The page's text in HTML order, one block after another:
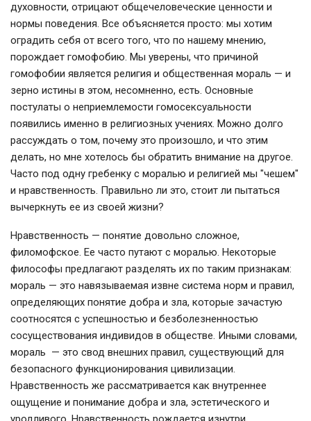
духовности, отрицают общечеловеческие ценности и
нормы поведения. Все объясняется просто: мы хотим
оградить себя от всего того, что по нашему мнению,
порождает гомофобию. Мы уверены, что причиной
гомофобии является религия и общественная мораль — и
зерно истины в этом, несомненно, есть. Основные
постулаты о неприемлемости гомосексуальности
появились именно в религиозных учениях. Можно долго
рассуждать о том, почему это произошло, и что этим
делать, но мне хотелось бы обратить внимание на другое.
Часто под одну гребенку с моралью и религией мы "чешем"
и нравственность. Правильно ли это, стоит ли пытаться
вычеркнуть ее из своей жизни?
Нравственность — понятие довольно сложное,
филомофское. Ее часто путают с моралью. Некоторые
философы предлагают разделять их по таким признакам:
мораль — это навязываемая извне система норм и правил,
определяющих понятие добра и зла, которые зачастую
соотносятся с успешностью и безболезненностью
сосуществования индивидов в обществе. Иными словами,
мораль — это свод внешних правил, существующий для
безопасного функционирования цивилизации.
Нравственность же рассматривается как внутреннее
ощущение и понимание добра и зла, эстетического и